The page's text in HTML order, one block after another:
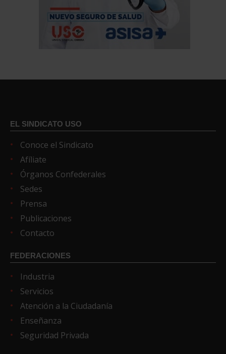
EL SINDICATO USO
Conoce el Sindicato
Afíliate
Órganos Confederales
Sedes
Prensa
Publicaciones
Contacto
FEDERACIONES
Industria
Servicios
Atención a la Ciudadanía
Enseñanza
Seguridad Privada